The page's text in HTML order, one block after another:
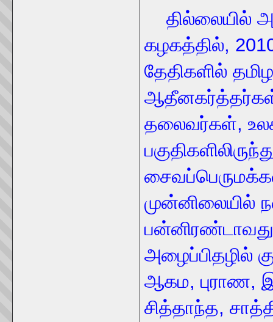
தில்லையில்
கழகத்தில், 2010
தேதிகளில்
தலைவர்கள்,
முன்னிலையில்
அழைப்பிதழில்
ஆகம, புராண,
சித்தாந்த,